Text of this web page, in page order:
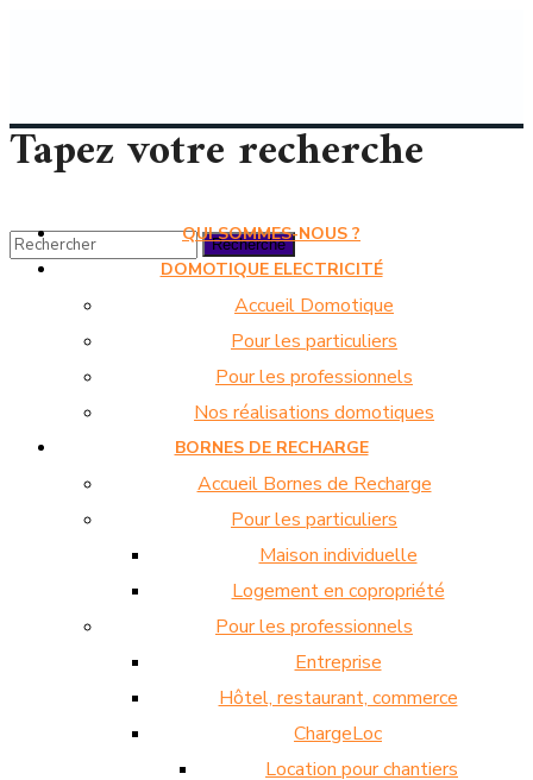
Tapez votre recherche
QUI SOMMES-NOUS ?
DOMOTIQUE ELECTRICITÉ
Accueil Domotique
Pour les particuliers
Pour les professionnels
Nos réalisations domotiques
BORNES DE RECHARGE
Accueil Bornes de Recharge
Pour les particuliers
Maison individuelle
Logement en copropriété
Pour les professionnels
Entreprise
Hôtel, restaurant, commerce
ChargeLoc
Location pour chantiers